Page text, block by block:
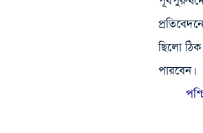
ছিলো
পারবেন।